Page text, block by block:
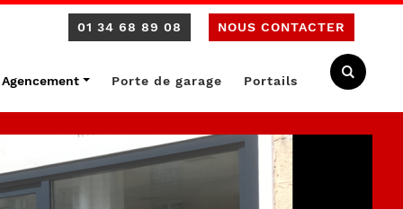
01 34 68 89 08 NOUS CONTACTER
Que
Agencement Porte de garage Portails